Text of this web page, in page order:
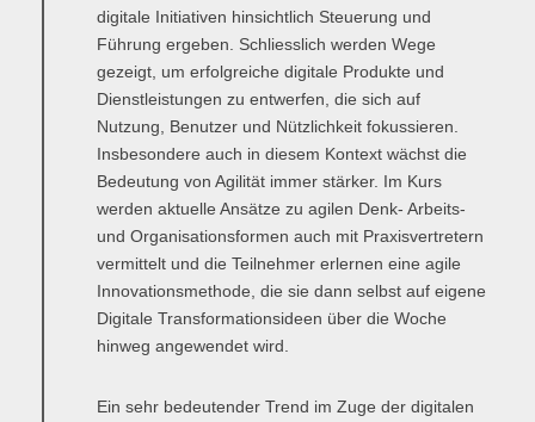
digitale Initiativen hinsichtlich Steuerung und
Führung ergeben. Schliesslich werden Wege
gezeigt, um erfolgreiche digitale Produkte und
Dienstleistungen zu entwerfen, die sich auf
Nutzung, Benutzer und Nützlichkeit fokussieren.
Insbesondere auch in diesem Kontext wächst die
Bedeutung von Agilität immer stärker. Im Kurs
werden aktuelle Ansätze zu agilen Denk- Arbeits-
und Organisationsformen auch mit Praxisvertretern
vermittelt und die Teilnehmer erlernen eine agile
Innovationsmethode, die sie dann selbst auf eigene
Digitale Transformationsideen über die Woche
hinweg angewendet wird.
Ein sehr bedeutender Trend im Zuge der digitalen